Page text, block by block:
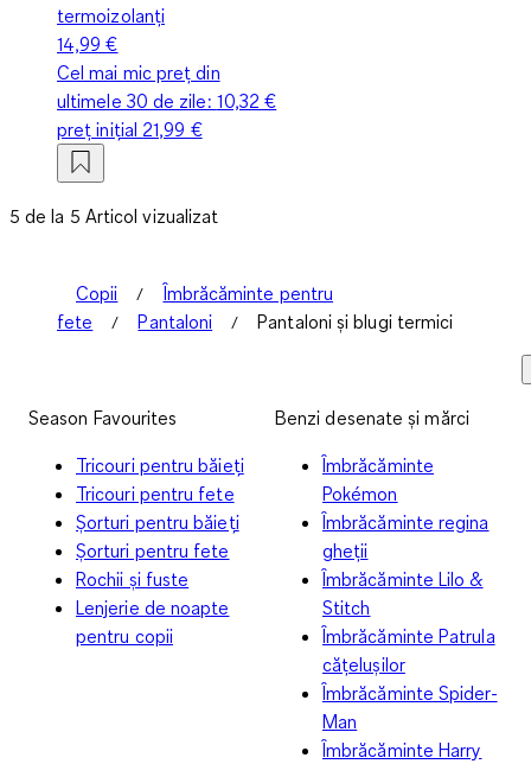
termoizolanți
14,99 €
Cel mai mic preț din
ultimele 30 de zile: 10,32 €
preț inițial 21,99 €
5 de la 5 Articol vizualizat
Copii
Îmbrăcăminte pentru
fete
Pantaloni Pantaloni și blugi termici
Season Favourites
Tricouri pentru băieți
Tricouri pentru fete
Șorturi pentru băieți
Șorturi pentru fete
Rochii și fuste
Lenjerie de noapte
pentru copii
Benzi desenate și mărci
Îmbrăcăminte
Pokémon
Îmbrăcăminte regina
gheții
Îmbrăcăminte Lilo &
Stitch
Îmbrăcăminte Patrula
cățelușilor
Îmbrăcăminte Spider-
Man
Îmbrăcăminte Harry